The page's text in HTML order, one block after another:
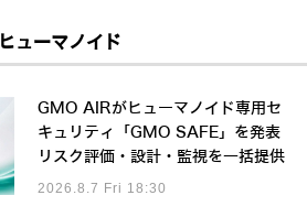
ヒューマノイド
GMO AIRがヒューマノイド専用セ
キュリティ「GMO SAFE」を発表
リスク評価・設計・監視を一括提供
2026.8.7 Fri 18:30